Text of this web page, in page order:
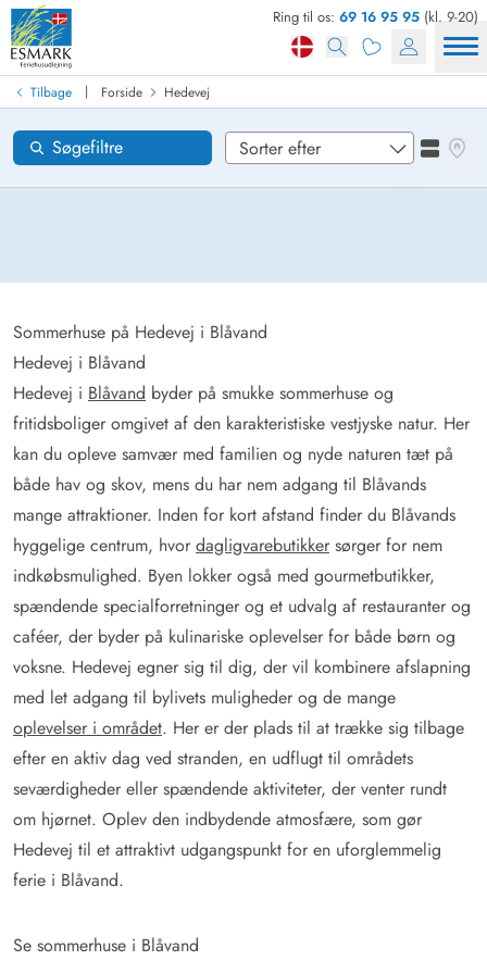
Ring til os: 69 16 95 95 (kl. 9-20)
Tilbage | Forside Hedevej
Hedevej
Sommerhuse på Hedevej i Blåvand
Hedevej i Blåvand
Hedevej i Blåvand byder på smukke sommerhuse og
fritidsboliger omgivet af den karakteristiske vestjyske natur. Her
kan du opleve samvær med familien og nyde naturen tæt på
både hav og skov, mens du har nem adgang til Blåvands
mange attraktioner. Inden for kort afstand finder du Blåvands
hyggelige centrum, hvor dagligvarebutikker sørger for nem
indkøbsmulighed. Byen lokker også med gourmetbutikker,
spændende specialforretninger og et udvalg af restauranter og
caféer, der byder på kulinariske oplevelser for både børn og
voksne. Hedevej egner sig til dig, der vil kombinere afslapning
med let adgang til bylivets muligheder og de mange
oplevelser i området. Her er der plads til at trække sig tilbage
efter en aktiv dag ved stranden, en udflugt til områdets
seværdigheder eller spændende aktiviteter, der venter rundt
om hjørnet. Oplev den indbydende atmosfære, som gør
Hedevej til et attraktivt udgangspunkt for en uforglemmelig
ferie i Blåvand.
Se sommerhuse i Blåvand
Søgefiltre
Se
Find sommerhus
Ankomst
Områder
Loading...